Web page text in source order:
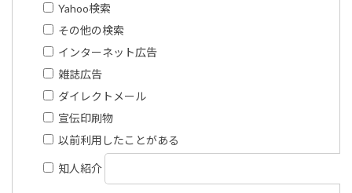
Yahoo検索
その他の検索
インターネット広告
雑誌広告
ダイレクトメール
宣伝印刷物
以前利用したことがある
知人紹介